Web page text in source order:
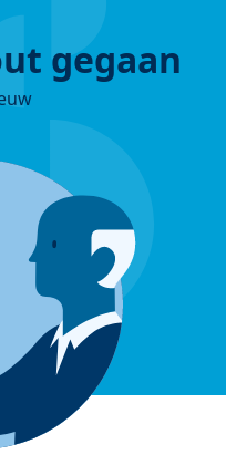
gegaan